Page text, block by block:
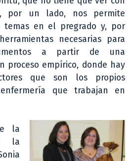
por un lado, nos permite
temas en el pregrado y, por
necesarias para
a partir de una
proceso empírico, donde hay
que son los propios
que trabajan en
la
la